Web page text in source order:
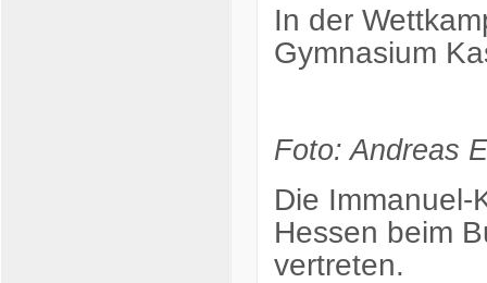
In der
Gymnasium
Foto: Andreas
Die Immanuel-
Hessen beim
vertreten.